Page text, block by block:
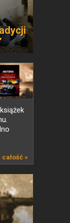
»